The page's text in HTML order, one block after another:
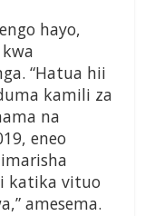
hayo,
“Hatua hii
kamili za
na
eneo
katika vituo
amesema.